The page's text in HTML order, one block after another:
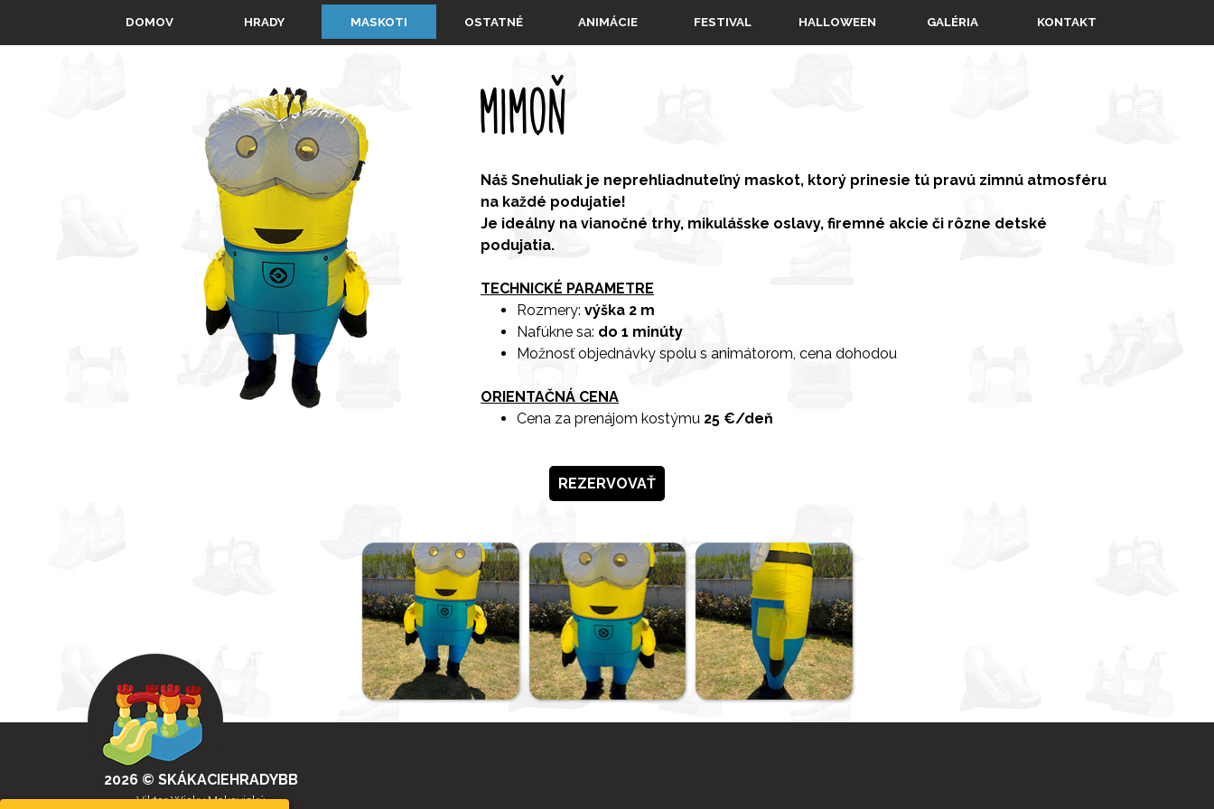
Preskočiť menu
DOMOV HRADY ▼
MASKOTI ▼
OSTATNÉ ▼
ANIMÁCIE ▼
FESTIVAL HALLOWEEN ▼
GALÉRIA KONTAKT
MIMOŇ
Náš Snehuliak je neprehliadnuteľný maskot, ktorý prinesie tú pravú zimnú atmosféru
na každé podujatie!
Je ideálny na vianočné trhy, mikulášske oslavy, firemné akcie či rôzne detské
podujatia.
TECHNICKÉ PARAMETRE
Rozmery: výška 2 m
Nafúkne sa: do 1 minúty
Možnosť objednávky spolu s animátorom, cena dohodou
ORIENTAČNÁ CENA
Cena za prenájom kostýmu 25 €/deň
REZERVOVAŤ
2026 © SKÁKACIEHRADYBB
Viktor Wicky Makovický